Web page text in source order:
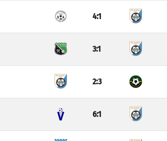
4:1
3:1
2:3
6:1